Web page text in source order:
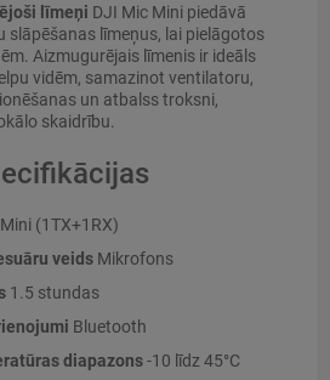
līmeņi DJI Мiс Мini piedāvā
slāpēšanas līmeņus, lai pielāgotos
Aizmugurējais līmenis ir ideāls
vidēm, samazinot ventilatoru,
un atbalss troksni,
skaidrību.
(1TX+1RX)
veidsMikrofons
1.5 stundas
Bluetooth
diapazons-10 līdz 45°C